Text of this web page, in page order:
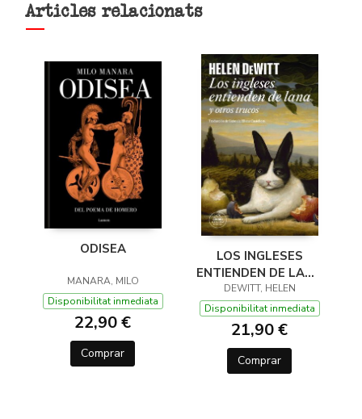
Articles relacionats
ODISEA
MANARA, MILO
Disponibilitat inmediata
22,90 €
Comprar
LOS INGLESES
ENTIENDEN DE LANA
(Y OTROS TRUCOS)
DEWITT, HELEN
Disponibilitat inmediata
21,90 €
Comprar